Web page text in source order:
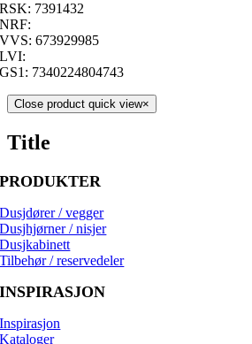
RSK: 7391432
NRF:
VVS: 673929985
LVI:
GS1: 7340224804743
Close product quick view×
Title
PRODUKTER
Dusjdører / vegger
Dusjhjørner / nisjer
Dusjkabinett
Tilbehør / reservedeler
INSPIRASJON
Inspirasjon
Kataloger